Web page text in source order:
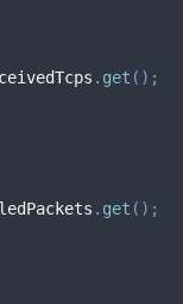
. get ( ) ;
. get ( ) ;